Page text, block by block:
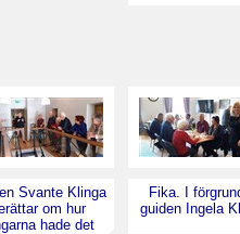
Svante Klinga
om hur
hade det
Fika. I
guiden Ingela